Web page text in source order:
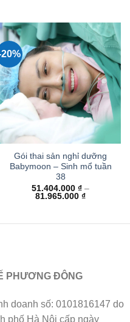
đến
Gói thai sản nghỉ dưỡng
Babymoon – Sinh mổ tuần
38
51.404.000 ₫ –
81.965.000 ₫Khoảng
đến
PHƯƠNG ĐÔNG
doanh số: 0101816147 do
phố Hà Nội cấp ngày